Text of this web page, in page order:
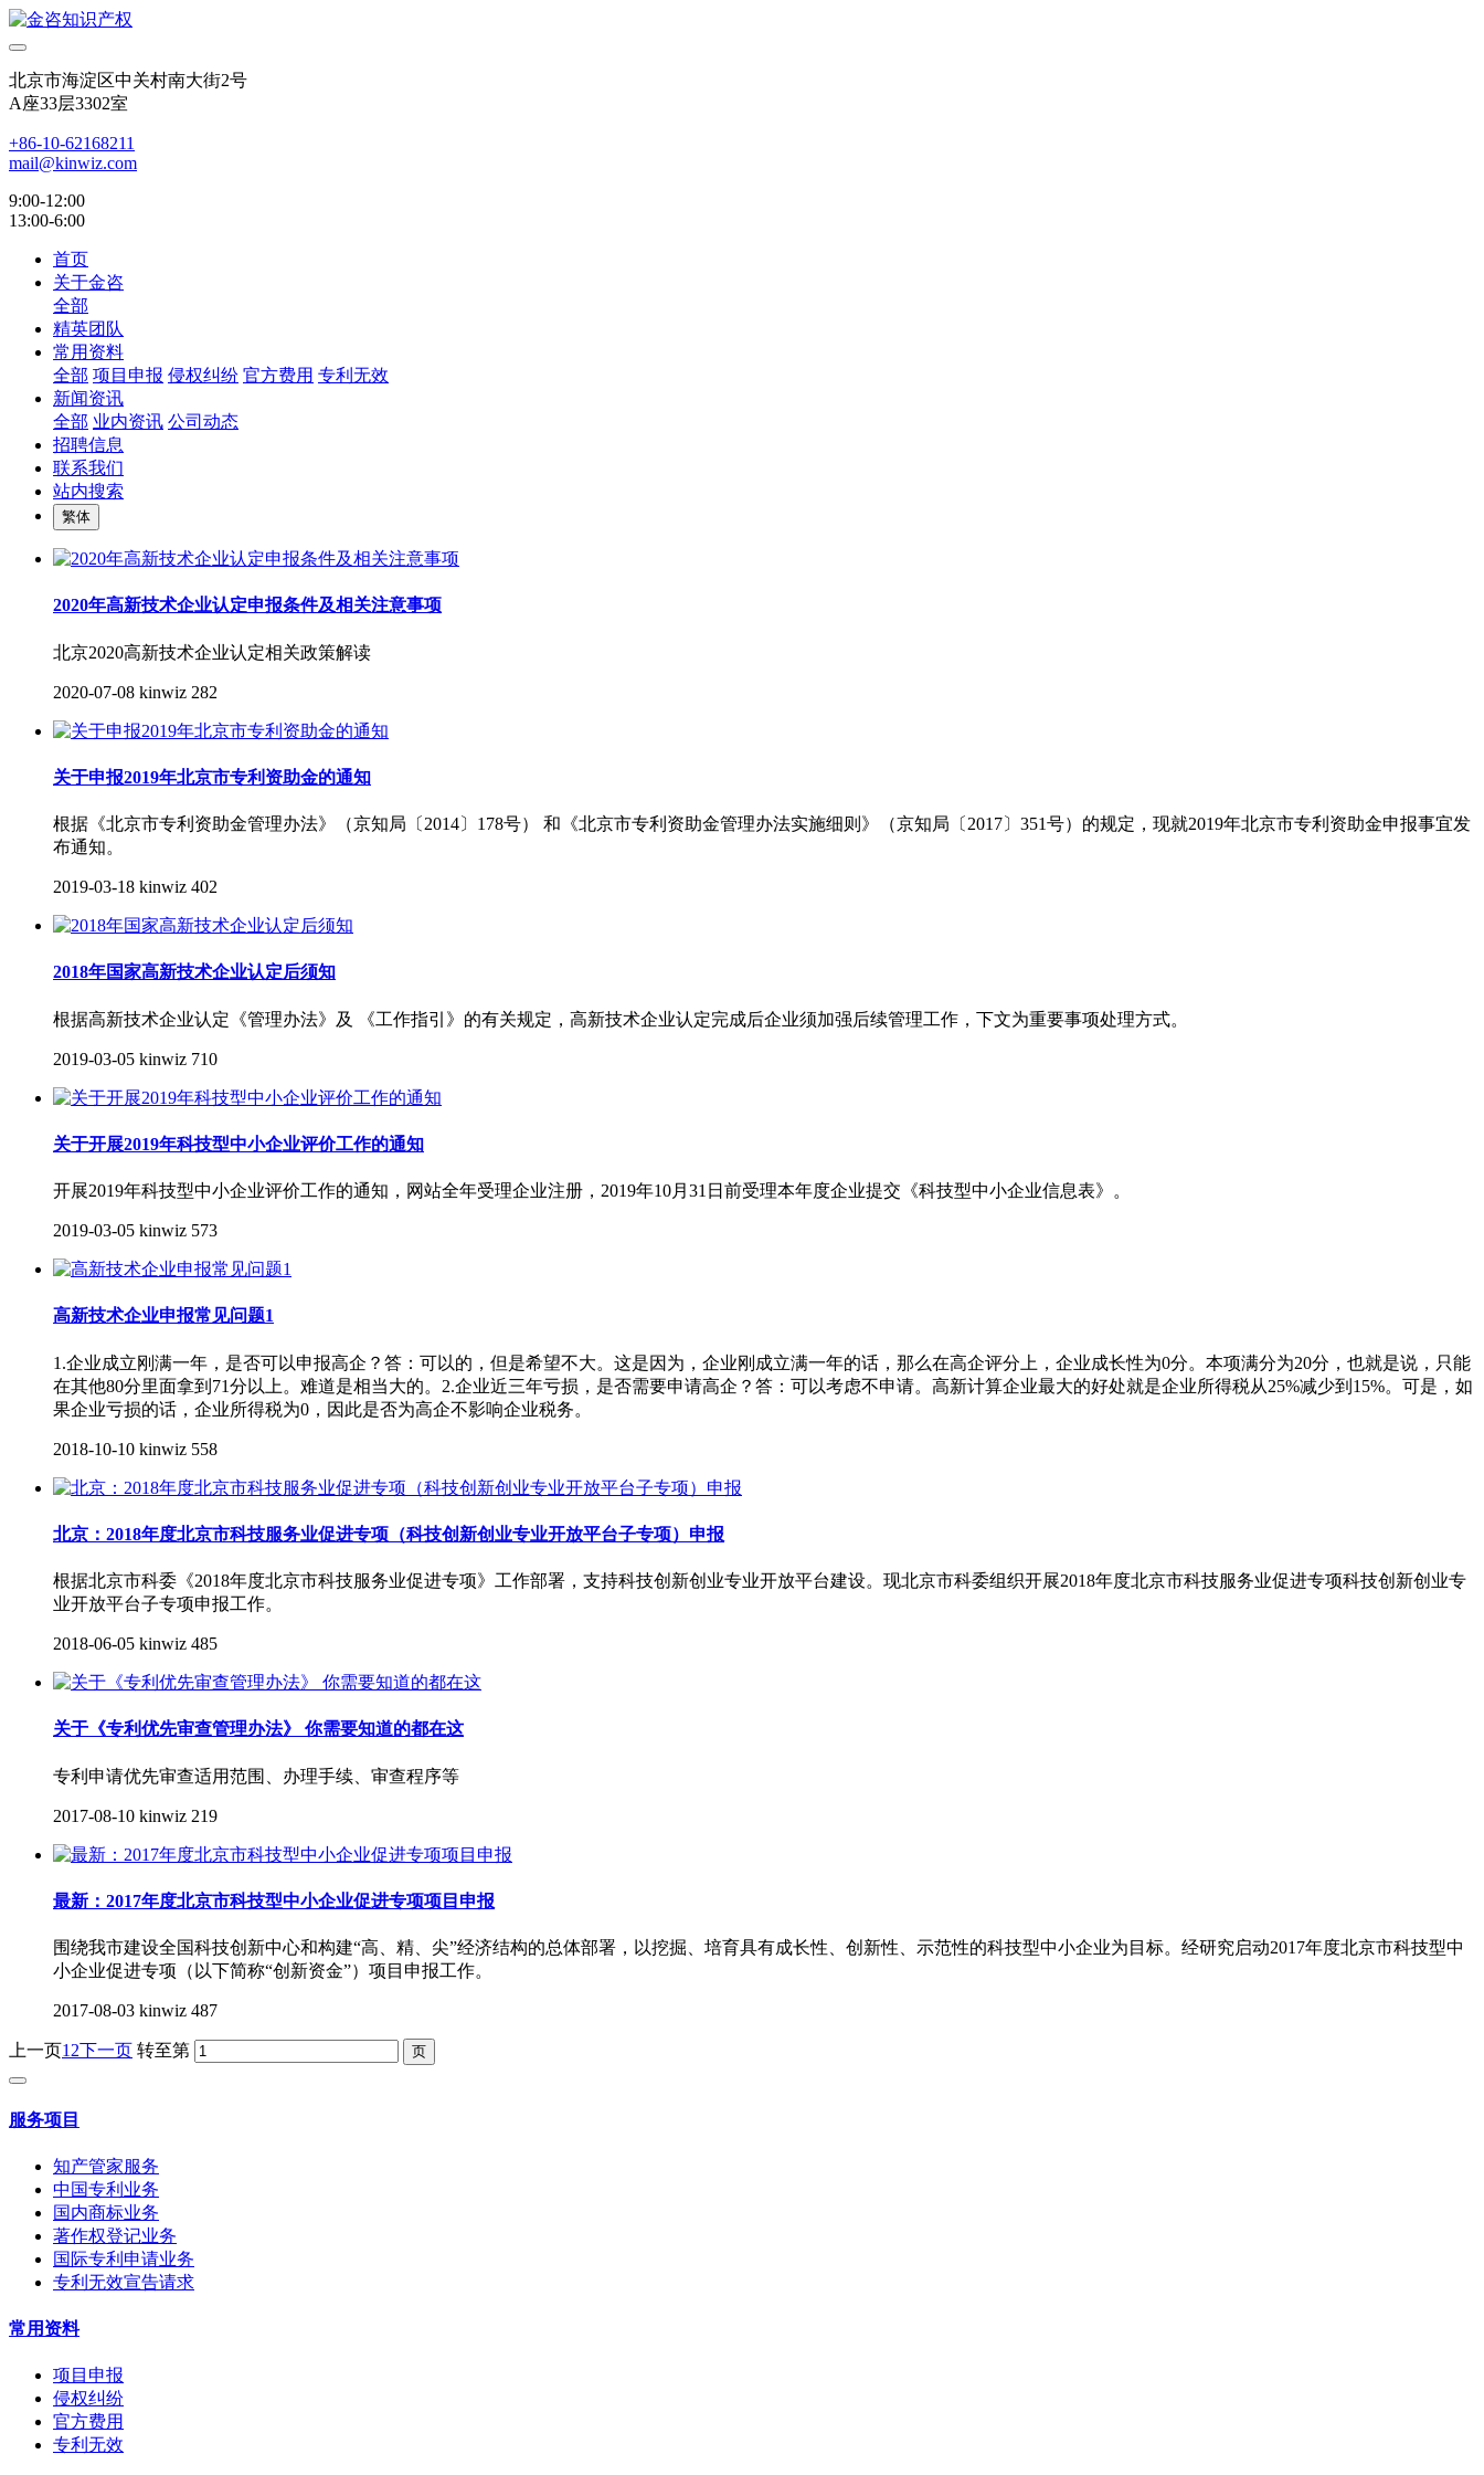
北京市海淀区中关村南大街2号
A座33层3302室
+86-10-62168211
mail@kinwiz.com
9:00-12:00
13:00-6:00
首页
关于金咨
全部
精英团队
常用资料
全部 项目申报 侵权纠纷 官方费用 专利无效
新闻资讯
全部 业内资讯 公司动态
招聘信息
联系我们
站内搜索
繁体
2020年高新技术企业认定申报条件及相关注意事项
北京2020高新技术企业认定相关政策解读
2020-07-08 kinwiz 282
关于申报2019年北京市专利资助金的通知
根据《北京市专利资助金管理办法》（京知局〔2014〕178号） 和《北京市专利资助金管理办法实施细则》（京知局〔2017〕351号）的规定，现就2019年北京市专利资助金申报事宜发
布通知。
2019-03-18 kinwiz 402
2018年国家高新技术企业认定后须知
根据高新技术企业认定《管理办法》及 《工作指引》的有关规定，高新技术企业认定完成后企业须加强后续管理工作，下文为重要事项处理方式。
2019-03-05 kinwiz 710
关于开展2019年科技型中小企业评价工作的通知
开展2019年科技型中小企业评价工作的通知，网站全年受理企业注册，2019年10月31日前受理本年度企业提交《科技型中小企业信息表》。
2019-03-05 kinwiz 573
高新技术企业申报常见问题1
1.企业成立刚满一年，是否可以申报高企？答：可以的，但是希望不大。这是因为，企业刚成立满一年的话，那么在高企评分上，企业成长性为0分。本项满分为20分，也就是说，只能
在其他80分里面拿到71分以上。难道是相当大的。2.企业近三年亏损，是否需要申请高企？答：可以考虑不申请。高新计算企业最大的好处就是企业所得税从25%减少到15%。可是，如
果企业亏损的话，企业所得税为0，因此是否为高企不影响企业税务。
2018-10-10 kinwiz 558
北京：2018年度北京市科技服务业促进专项（科技创新创业专业开放平台子专项）申报
根据北京市科委《2018年度北京市科技服务业促进专项》工作部署，支持科技创新创业专业开放平台建设。现北京市科委组织开展2018年度北京市科技服务业促进专项科技创新创业专
业开放平台子专项申报工作。
2018-06-05 kinwiz 485
关于《专利优先审查管理办法》 你需要知道的都在这
专利申请优先审查适用范围、办理手续、审查程序等
2017-08-10 kinwiz 219
最新：2017年度北京市科技型中小企业促进专项项目申报
围绕我市建设全国科技创新中心和构建“高、精、尖”经济结构的总体部署，以挖掘、培育具有成长性、创新性、示范性的科技型中小企业为目标。经研究启动2017年度北京市科技型中
小企业促进专项（以下简称“创新资金”）项目申报工作。
2017-08-03 kinwiz 487
上一页1 2下一页 转至第
服务项目
知产管家服务
中国专利业务
国内商标业务
著作权登记业务
国际专利申请业务
专利无效宣告请求
常用资料
项目申报
侵权纠纷
官方费用
专利无效